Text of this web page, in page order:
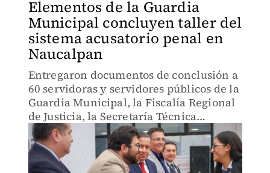
Elementos de la Guardia
Municipal concluyen taller del
sistema acusatorio penal en
Naucalpan
Entregaron documentos de conclusión a
60 servidoras y servidores públicos de la
Guardia Municipal, la Fiscalía Regional
de Justicia, la Secretaría Técnica
Regional Naucalpan y la Dirección
General de Gobierno Región Naucalpan.